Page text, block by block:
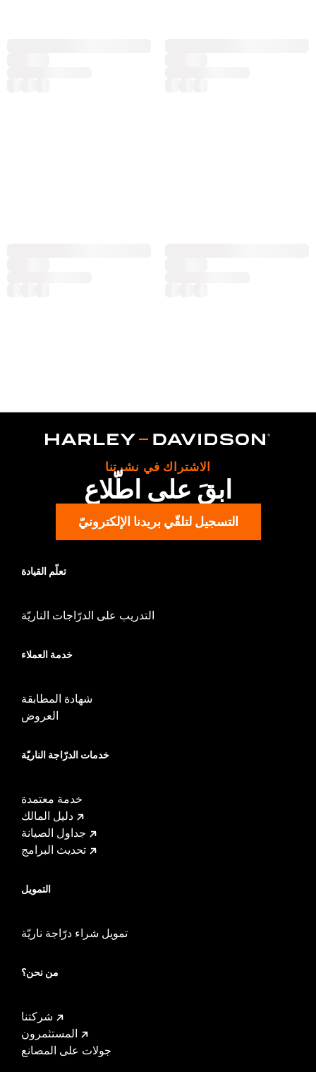
الاشتراك في نشرتنا
ابقَ على اطّلاع
التسجيل لتلقّي بريدنا الإلكترونيّ
تعلّم القيادة
التدريب على الدرّاجات الناريّة
خدمة العملاء
شهادة المطابقة
العروض
خدمات الدرّاجة الناريّة
خدمة معتمدة
دليل المالك
جداول الصيانة
تحديث البرامج
التمويل
تمويل شراء درّاجة ناريّة
من نحن؟
شركتنا
المستثمرون
جولات على المصانع